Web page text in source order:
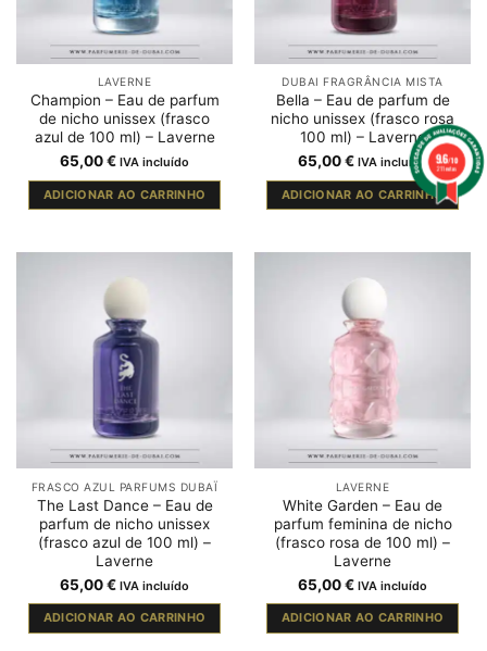
LAVERNE
Champion – Eau de parfum
de nicho unissex (frasco
azul de 100 ml) – Laverne
65,00€ IVA incluído
ADICIONAR AO CARRINHO
DUBAI FRAGRÂNCIA MISTA
Bella – Eau de parfum de
nicho unissex (frasco rosa
100 ml) – Laverne
65,00€ IVA incluído
ADICIONAR AO CARRINHO
FRASCO AZUL PARFUMS DUBAÏ
The Last Dance – Eau de
parfum de nicho unissex
(frasco azul de 100 ml) –
Laverne
65,00€ IVA incluído
ADICIONAR AO CARRINHO
LAVERNE
White Garden – Eau de
parfum feminina de nicho
(frasco rosa de 100 ml) –
Laverne
65,00€ IVA incluído
ADICIONAR AO CARRINHO
9.6/10
211 notas